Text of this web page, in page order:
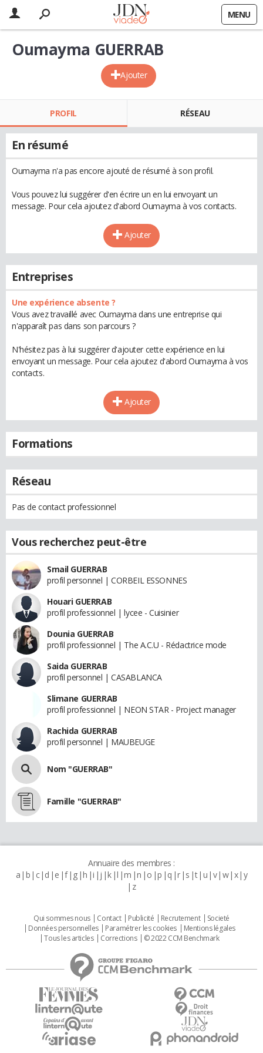
MENU
Ajouter
Oumayma GUERRAB
PROFIL RÉSEAU
En résumé
Oumayma n'a pas encore ajouté de résumé à son profil.
Vous pouvez lui suggérer d'en écrire un en lui envoyant un
message. Pour cela ajoutez d'abord Oumayma à vos contacts.
Ajouter
Entreprises
Une expérience absente ?
Vous avez travaillé avec Oumayma dans une entreprise qui
n'apparaît pas dans son parcours ?
N'hésitez pas à lui suggérer d'ajouter cette expérience en lui
envoyant un message. Pour cela ajoutez d'abord Oumayma à vos
contacts.
Ajouter
Formations
Réseau
Pas de contact professionnel
Vous recherchez peut-être
Smail GUERRAB
profil personnel | CORBEIL ESSONNES
Houari GUERRAB
profil professionnel | lycee - Cuisinier
Dounia GUERRAB
profil professionnel | The A.C.U - Rédactrice mode
Saida GUERRAB
profil personnel | CASABLANCA
Slimane GUERRAB
profil professionnel | NEON STAR - Project manager
Rachida GUERRAB
profil personnel | MAUBEUGE
Nom "GUERRAB"
Famille "GUERRAB"
Annuaire des membres :
a b c d e f g h i j k l m n o p q r s t u v w x y
z
Qui sommes nous Contact Publicité Recrutement
Societé
Données personnelles
Paramétrer les cookies
Mentions légales
Tous les articles
Corrections © 2022 CCM Benchmark